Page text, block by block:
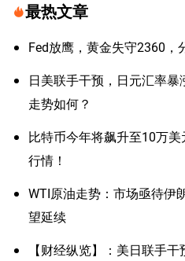
最热文章
Fed放鹰，黄金失守2360，
日美联手干预，日元汇率
走势如何？
比特币今年将飙升至10万
行情！
WTI原油走势：市场亟待伊
望延续
【财经纵览】：美日联手